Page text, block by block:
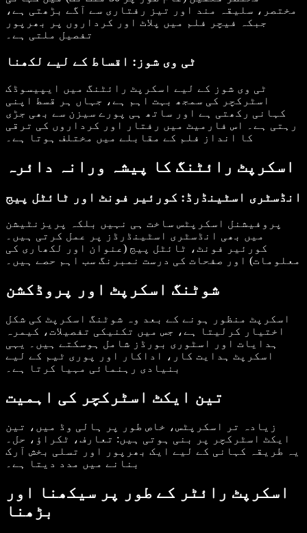
مختصر، سلیقہ مند اور تیز رفتاری سے آگے بڑھتی ہے،
جبکہ فیچر فلم میں پلاٹ اور کرداروں پر بھرپور
تفصیل ملتی ہے۔
ٹی وی شوز: اقساط کے لیے لکھنا
ٹی وی شوز کے لیے اسکرپٹ رائٹنگ میں ایپیسوڈک
اسٹرکچر کی سمجھ بہت اہم ہے، جہاں ہر قسط اپنی
کہانی رکھتی ہے اور ساتھ ہی پورے سیزن سے بھی جڑی
رہتی ہے۔ اس فارمیٹ میں رفتار اور کرداروں کی ترقی
کا انداز فلم کے مقابلے میں مختلف ہوتا ہے۔
اسکرپٹ رائٹنگ کا پیشہ ورانہ دائرہ
انڈسٹری اسٹینڈرڈ: کورئیر فونٹ اور ٹائٹل پیج
پروفیشنل اسکرپٹس ساخت ہی نہیں بلکہ پریزنٹیشن
میں بھی انڈسٹری اسٹینڈرڈز پر عمل کرتی ہیں۔
کورئیر فونٹ، ٹائٹل پیج (عنوان اور لکھاری کی
معلومات) اور صفحات کی درست نمبرنگ سب اہم حصے ہیں۔
شوٹنگ اسکرپٹ اور پروڈکشن
اسکرپٹ منظور ہونے کے بعد وہ شوٹنگ اسکرپٹ کی شکل
اختیار کرلیتا ہے، جس میں تکنیکی تفصیلات، کیمرہ
ہدایات اور اسٹوری بورڈز شامل ہوسکتے ہیں۔ یہی
اسکرپٹ ہدایت کار، اداکار اور پوری ٹیم کے لیے
بنیادی رہنمائی مہیا کرتا ہے۔
تین ایکٹ اسٹرکچر کی اہمیت
زیادہ تر اسکرپٹس، خاص طور پر ہالی وڈ میں، تین
ایکٹ اسٹرکچر پر بنی ہوتی ہیں: تعارف، ٹکراؤ، حل۔
یہ طریقہ کہانی کے لیے ایک بھرپور اور تسلی بخش آرک
بنانے میں مدد دیتا ہے۔
اسکرپٹ رائٹر کے طور پر سیکھنا اور
بڑھنا